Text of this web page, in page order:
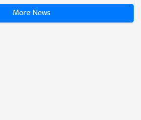
More News